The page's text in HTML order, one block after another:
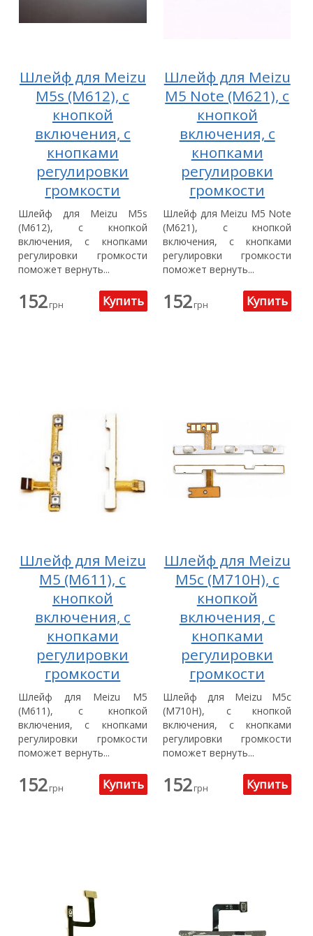
Шлейф для Meizu
M5s (M612), с
кнопкой
включения, с
кнопками
регулировки
громкости
Шлейф для Meizu M5s
(M612), с кнопкой
включения, с кнопками
регулировки громкости
поможет вернуть...
152грн
Шлейф для Meizu
M5 Note (M621), с
кнопкой
включения, с
кнопками
регулировки
громкости
Шлейф для Meizu M5 Note
(M621), с кнопкой
включения, с кнопками
регулировки громкости
поможет вернуть...
152грн
Шлейф для Meizu
M5 (M611), с
кнопкой
включения, с
кнопками
регулировки
громкости
Шлейф для Meizu M5
(M611), с кнопкой
включения, с кнопками
регулировки громкости
поможет вернуть...
152грн
Шлейф для Meizu
M5c (M710H), с
кнопкой
включения, с
кнопками
регулировки
громкости
Шлейф для Meizu M5c
(M710H), с кнопкой
включения, с кнопками
регулировки громкости
поможет вернуть...
152грн